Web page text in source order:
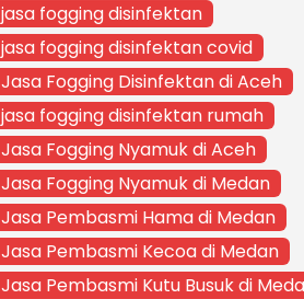
jasa fogging disinfektan
jasa fogging disinfektan covid
Jasa Fogging Disinfektan di Aceh
jasa fogging disinfektan rumah
Jasa Fogging Nyamuk di Aceh
Jasa Fogging Nyamuk di Medan
Jasa Pembasmi Hama di Medan
Jasa Pembasmi Kecoa di Medan
Jasa Pembasmi Kutu Busuk di